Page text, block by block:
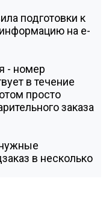
подготовки к
на e-
- номер
в течение
просто
заказа
в несколько